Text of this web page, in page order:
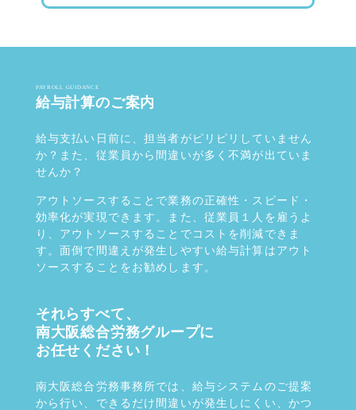
PAYROLL GUIDANCE
給与計算のご案内
給与支払い日前に、担当者がピリピリしていません
か？また、従業員から間違いが多く不満が出ていま
せんか？
アウトソースすることで業務の正確性・スピード・
効率化が実現できます。また、従業員１人を雇うよ
り、アウトソースすることでコストを削減できま
す。面倒で間違えが発生しやすい給与計算はアウト
ソースすることをお勧めします。
それらすべて、
南大阪総合労務グループに
お任せください！
南大阪総合労務事務所では、給与システムのご提案
から行い、できるだけ間違いが発生しにくい、かつ